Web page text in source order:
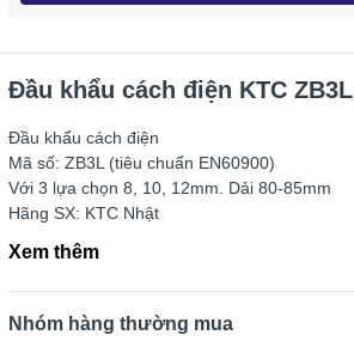
Đầu khẩu cách điện KTC ZB3L
Đầu khẩu cách điện
Mã số: ZB3L (tiêu chuẩn EN60900)
Với 3 lựa chọn 8, 10, 12mm. Dải 80-85mm
Hãng SX: KTC Nhật
Xem thêm
Nhóm hàng thường mua